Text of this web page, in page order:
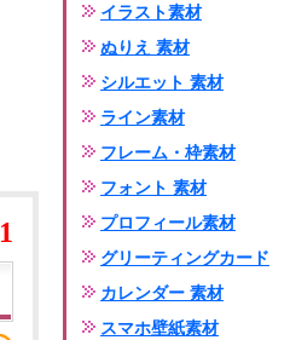
1
イラスト素材
ぬりえ 素材
シルエット 素材
ライン素材
フレーム・枠素材
フォント 素材
プロフィール素材
グリーティングカード
カレンダー 素材
スマホ壁紙素材